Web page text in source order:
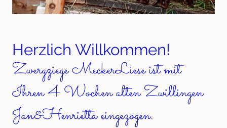
Herzlich Willkommen!
Zwergziege MeckerLiese ist mit
Ihren 4 Wochen alten Zwillingen
Jan&Henrietta eingezogen.